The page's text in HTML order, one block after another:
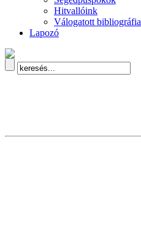
Hitvallóink
Válogatott bibliográfia
Lapozó